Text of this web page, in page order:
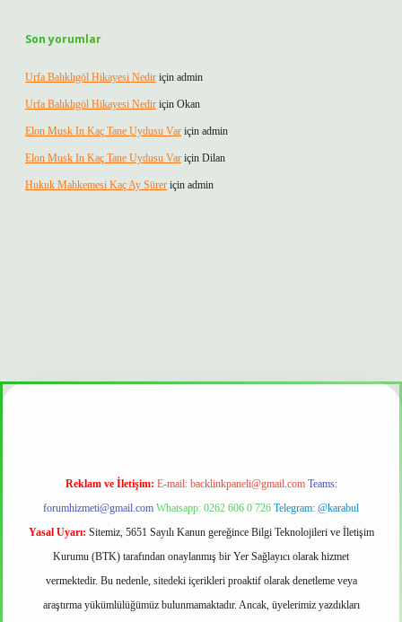
Son yorumlar
Urfa Balıklıgöl Hikayesi Nedir için admin
Urfa Balıklıgöl Hikayesi Nedir için Okan
Elon Musk In Kaç Tane Uydusu Var için admin
Elon Musk In Kaç Tane Uydusu Var için Dilan
Hukuk Mahkemesi Kaç Ay Sürer için admin
mi
Reklam ve İletişim: E-mail: backlinkpaneli@gmail.com Teams:
forumhizmeti@gmail.com Whatsapp: 0262 606 0 726 Telegram: @karabul
Yasal Uyarı: Sitemiz, 5651 Sayılı Kanun gereğince Bilgi Teknolojileri ve İletişim
Kurumu (BTK) tarafından onaylanmış bir Yer Sağlayıcı olarak hizmet
vermektedir. Bu nedenle, sitedeki içerikleri proaktif olarak denetleme veya
araştırma yükümlülüğümüz bulunmamaktadır. Ancak, üyelerimiz yazdıkları